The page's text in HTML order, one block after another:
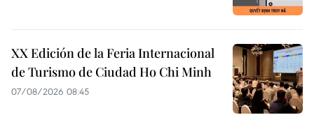
XX Edición de la Feria Internacional
de Turismo de Ciudad Ho Chi Minh
07/08/2026 08:45